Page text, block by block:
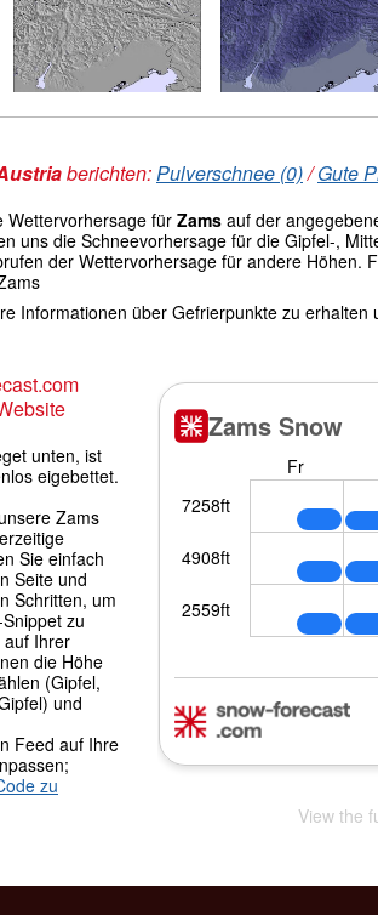
berichten:Pulverschnee (0)/Gute
Wettervorhersage fürZams auf der
uns die Schneevorhersage für die Gipfel-,
der Wettervorhersage für andere Höhen.
Informationen über Gefrierpunkte zu
unten, ist
eigebettet.
Zams
Sie einfach
Seite und
Schritten, um
zu
auf Ihrer
die Höhe
(Gipfel,
und
Feed auf Ihre
zu
View the